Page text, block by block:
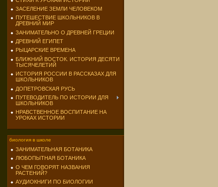
ЗАСЕЛЕНИЕ ЗЕМЛИ ЧЕЛОВЕКОМ
ПУТЕШЕСТВИЕ ШКОЛЬНИКОВ В
ДРЕВНИЙ МИР
ЗАНИМАТЕЛЬНО О ДРЕВНЕЙ ГРЕЦИИ
ДРЕВНИЙ ЕГИПЕТ
РЫЦАРСКИЕ ВРЕМЕНА
БЛИЖНИЙ ВОСТОК. ИСТОРИЯ ДЕСЯТИ
ТЫСЯЧЕЛЕТИЙ
ИСТОРИЯ РОССИИ В РАССКАЗАХ ДЛЯ
ШКОЛЬНИКОВ
ДОПЕТРОВСКАЯ РУСЬ
ПУТЕВОДИТЕЛЬ ПО ИСТОРИИ ДЛЯ
ШКОЛЬНИКОВ
НРАВСТВЕННОЕ ВОСПИТАНИЕ НА
УРОКАХ ИСТОРИИ
биология в школе
ЗАНИМАТЕЛЬНАЯ БОТАНИКА
ЛЮБОПЫТНАЯ БОТАНИКА
О ЧЕМ ГОВОРЯТ НАЗВАНИЯ
РАСТЕНИЙ?
АУДИОКНИГИ ПО БИОЛОГИИ